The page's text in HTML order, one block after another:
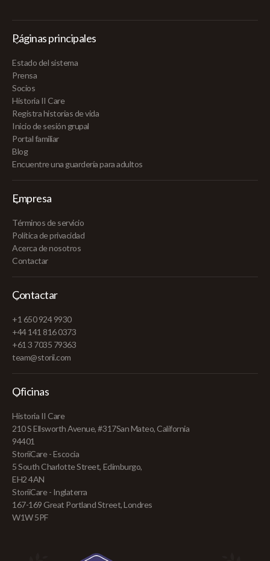
Páginas principales
Estado del sistema
Prensa
Socios
Historia II Care
Registra historias de vida
Inicio de sesión grupal
Portal familiar
Blog
Encuentre una guardería para adultos
Empresa
Términos de servicio
Política de privacidad
Acerca de nosotros
Contactar
Contactar
+1 650 924 9930
+44 141 816 0373
+61 3 7035 79363
team@storii.com
Oficinas
Historia II Care
210 S Ellsworth Avenue, #317San Mateo, California
94401
StoriiCare - Escocia
5 South Charlotte Street, Edimburgo,
EH2 4AN
StoriiCare - Inglaterra
167-169 Great Portland Street, Londres
W1W 5PF